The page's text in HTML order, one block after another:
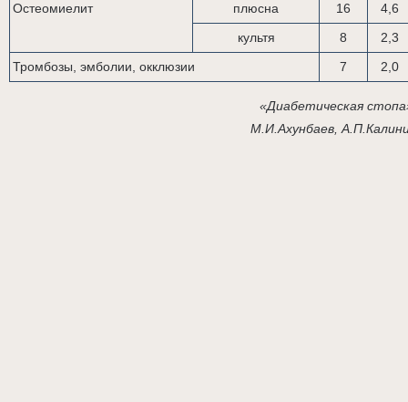
Остеомиелит
плюсна
16
4,6
культя
8
2,3
Тромбозы, эмболии, окклюзии
7 2,0
«Диабетическая
М.И.Ахунбаев,